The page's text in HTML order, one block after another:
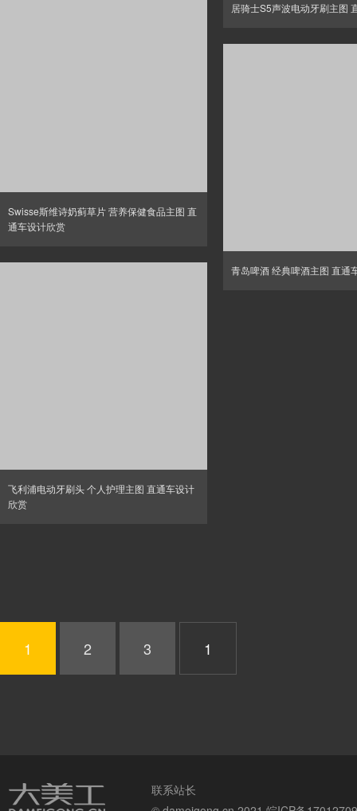
居骑士S5声波电动牙刷主图
Swisse斯维诗奶蓟草片 营养保健食品主图 直
通车设计欣赏
青岛啤酒 经典啤酒主图 直通
飞利浦电动牙刷头 个人护理主图 直通车设计
欣赏
1 2 3
联系站长